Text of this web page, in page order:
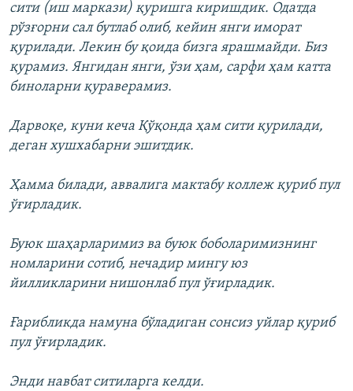
сити (иш маркази) қуришга киришдик. Одатда
рўзғорни сал бутлаб олиб, кейин янги иморат
қурилади. Лекин бу қоида бизга ярашмайди. Биз
қурамиз. Янгидан янги, ўзи ҳам, сарфи ҳам катта
биноларни қураверамиз.
Дарвоқе, куни кеча Қўқонда ҳам сити қурилади,
деган хушхабарни эшитдик.
Ҳамма билади, аввалига мактабу коллеж қуриб пул
ўғирладик.
Буюк шаҳарларимиз ва буюк боболаримизнинг
номларини сотиб, нечадир мингу юз
йилликларини нишонлаб пул ўғирладик.
Ғарибликда намуна бўладиган сонсиз уйлар қуриб
пул ўғирладик.
Энди навбат ситиларга келди.